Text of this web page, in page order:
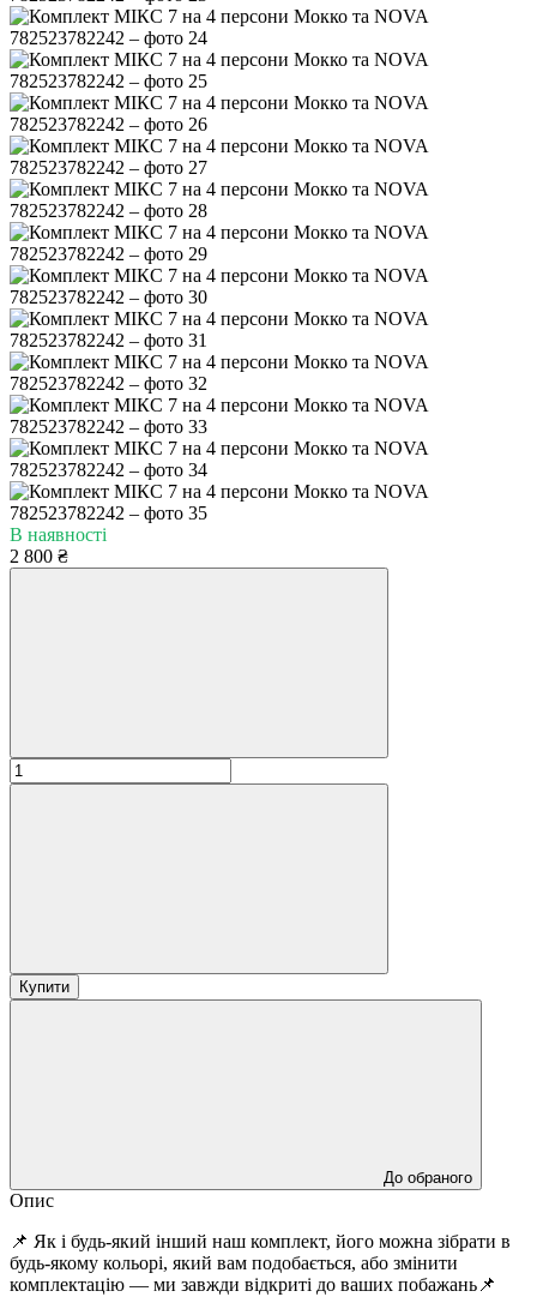
В наявності
2 800 ₴
Купити
До обраного
Опис
📌 Як і будь-який інший наш комплект, його можна зібрати в
будь-якому кольорі, який вам подобається, або змінити
комплектацію — ми завжди відкриті до ваших побажань📌